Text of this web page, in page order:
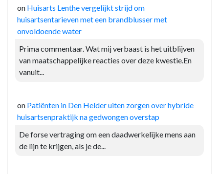
on Huisarts Lenthe vergelijkt strijd om
huisartsentarieven met een brandblusser met
onvoldoende water
Prima commentaar. Wat mij verbaast is het uitblijven
van maatschappelijke reacties over deze kwestie.En
vanuit...
on Patiënten in Den Helder uiten zorgen over hybride
huisartsenpraktijk na gedwongen overstap
De forse vertraging om een daadwerkelijke mens aan
de lijn te krijgen, als je de...